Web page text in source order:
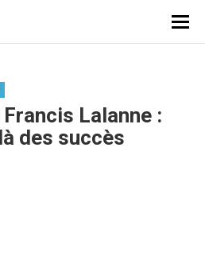
Lalanne :
des succès